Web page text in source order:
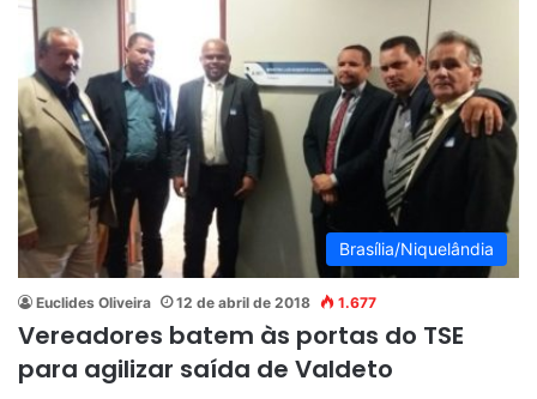
Brasília/Niquelândia
Euclides Oliveira 12 de abril de 2018 1.677
Vereadores batem às portas do TSE
para agilizar saída de Valdeto